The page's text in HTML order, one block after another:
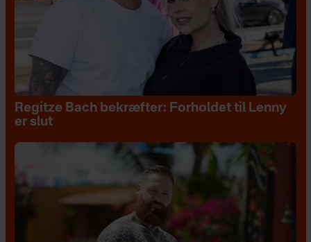
Regitze Bach bekræfter: Forholdet til Lenny
er slut